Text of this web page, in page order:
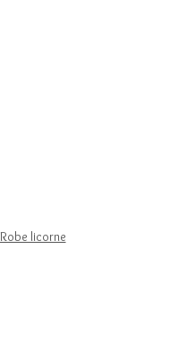
Robe licorne